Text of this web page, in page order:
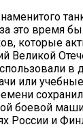
за это время
которые
Великой
или
боевой
России и